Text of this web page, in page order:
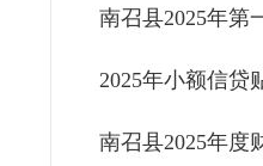
南召县2025年第
2025年小额信贷
南召县2025年度